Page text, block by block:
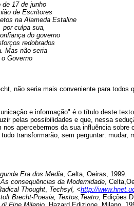
17 de junho
de Escritores
na Alameda Estaline
por culpa sua,
do governo
redobrados
Mas não seria
Governo
não seria mais conveniente para
e informação" é o título deste
pelas possibilidades e que, nessa
nos apercebermos da sua influência
transformarão, sem perguntar: mudar,
Era dos Media, Celta, Oeiras, 1999.
As consequências da Modernidade,
Thought, Techsyl, <http://
Brecht-Poesia, Textos,Teatro, Edições